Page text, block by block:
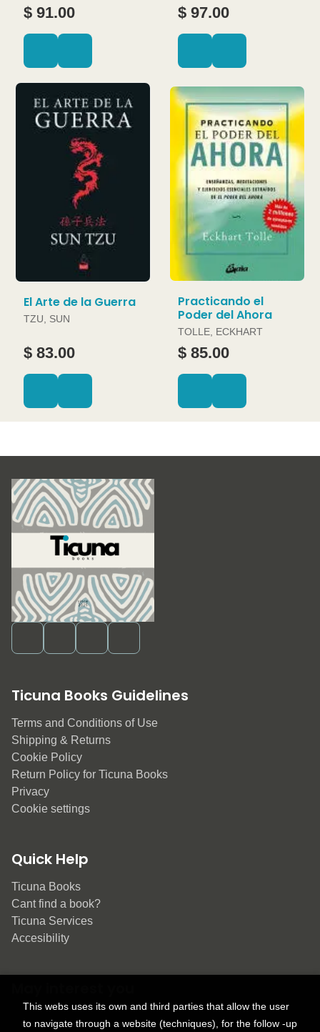
$ 91.00
DOUGLAS ABRAMS
$ 97.00
El Arte de la Guerra
TZU, SUN
$ 83.00
Practicando el
Poder del Ahora
TOLLE, ECKHART
$ 85.00
Ticuna Books Guidelines
Terms and Conditions of Use
Shipping & Returns
Cookie Policy
Return Policy for Ticuna Books
Privacy
Cookie settings
Quick Help
Ticuna Books
Cant find a book?
Ticuna Services
Accesibility
This webs uses its own and third parties that allow the user
to navigate through a website (techniques), for the follow -up